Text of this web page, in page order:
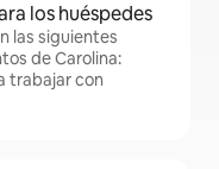
los huéspedes
las siguientes
de Carolina:
trabajar con